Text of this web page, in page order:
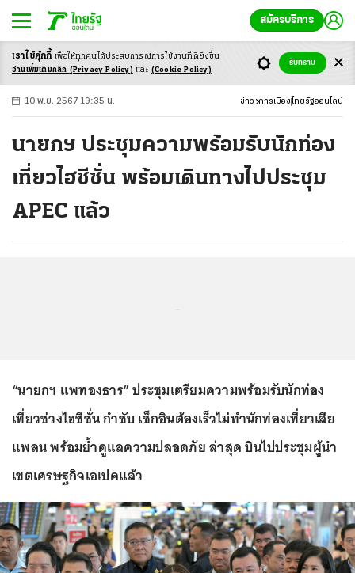
สมัครบริการ
-ก ก ก+
10 พ.ย. 2567 19:35 น. ข่าว การเมือง ไทยรัฐออนไลน์
นายกฯ ประชุมความพร้อมรับนักท่อง
เที่ยวไฮซีซั่น พร้อมเดินทางไปประชุม
APEC แล้ว
“นายกฯ แพทองธาร” ประชุมเตรียมความพร้อมรับนักท่อง
เที่ยวช่วงไฮซีซั่น กำชับ เช็กอินต้องเร็วไม่ทำนักท่องเที่ยวเสีย
แพลน พร้อมย้ำดูแลความปลอดภัย ล่าสุด บินไปประชุมผู้นำ
เขตเศรษฐกิจเอเปคแล้ว
เราใช้คุ้กกี้ เพื่อให้ทุกคนได้ประสบการณ์การใช้งานที่ดียิ่งขึ้น
อ่านเพิ่มเติมคลิก (Privacy Policy) และ (Cookie Policy)
รับทราบ